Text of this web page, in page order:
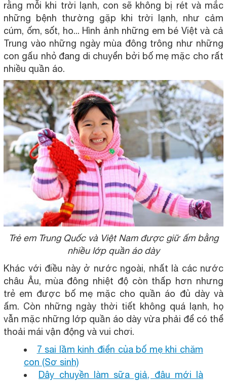
rằng mỗi khi trời lạnh, con sẽ không bị rét và mắc
những bệnh thường gặp khi trời lạnh, như cảm
cúm, ốm, sốt, ho... Hình ảnh những em bé Việt và cả
Trung vào những ngày mùa đông trông như những
con gấu nhỏ đang di chuyển bởi bố mẹ mặc cho rất
nhiều quần áo.
Trẻ em Trung Quốc và Việt Nam được giữ ấm bằng
nhiều lớp quần áo dày
Khác với điều này ở nước ngoài, nhất là các nước
châu Âu, mùa đông nhiệt độ còn thấp hơn nhưng
trẻ em được bố mẹ mặc cho quần áo đủ dày và
ấm. Còn những ngày thời tiết không quá lạnh, họ
vẫn mặc những lớp quần áo dày vừa phải để có thể
thoải mái vận động và vui chơi.
7 sai lầm kinh điển của bố mẹ khi chăm
con (Sơ sinh)
Dây chuyền làm sữa giả, đâu mới là